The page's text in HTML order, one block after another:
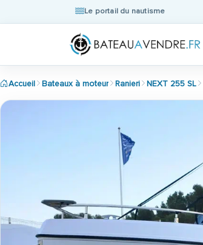
Le portail du nautisme
Accueil Bateaux à moteur Ranieri NEXT 255 SL